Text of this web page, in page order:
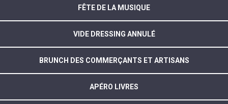
FÊTE DE LA MUSIQUE
VIDE DRESSING ANNULÉ
BRUNCH DES COMMERÇANTS ET ARTISANS
APÉRO LIVRES